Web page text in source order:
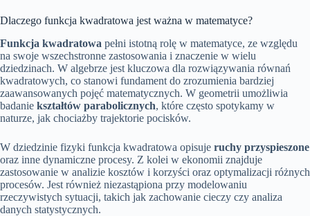
Dlaczego funkcja kwadratowa jest ważna w matematyce?
Funkcja kwadratowa pełni istotną rolę w matematyce, ze względu
na swoje wszechstronne zastosowania i znaczenie w wielu
dziedzinach. W algebrze jest kluczowa dla rozwiązywania równań
kwadratowych, co stanowi fundament do zrozumienia bardziej
zaawansowanych pojęć matematycznych. W geometrii umożliwia
badanie kształtów parabolicznych, które często spotykamy w
naturze, jak chociażby trajektorie pocisków.
W dziedzinie fizyki funkcja kwadratowa opisuje ruchy przyspieszone
oraz inne dynamiczne procesy. Z kolei w ekonomii znajduje
zastosowanie w analizie kosztów i korzyści oraz optymalizacji różnych
procesów. Jest również niezastąpiona przy modelowaniu
rzeczywistych sytuacji, takich jak zachowanie cieczy czy analiza
danych statystycznych.